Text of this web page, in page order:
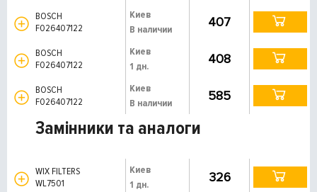
BOSCH
F026407122
Киев
В наличии
407
BOSCH
F026407122
Киев
1 дн.
408
BOSCH
F026407122
Киев
В наличии
585
Замінники та аналоги
WIX FILTERS
WL7501
Киев
1 дн.
326